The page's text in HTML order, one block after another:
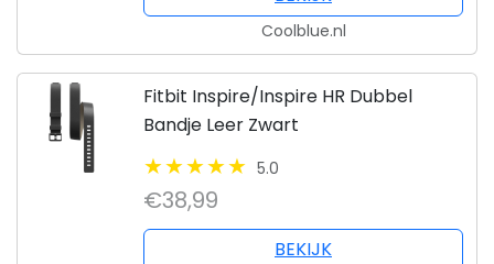
Coolblue.nl
Fitbit Inspire/Inspire HR Dubbel
Bandje Leer Zwart
5.0
€38,99
BEKIJK